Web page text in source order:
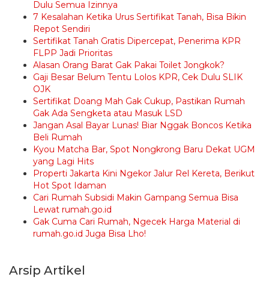
Dulu Semua Izinnya
7 Kesalahan Ketika Urus Sertifikat Tanah, Bisa Bikin
Repot Sendiri
Sertifikat Tanah Gratis Dipercepat, Penerima KPR
FLPP Jadi Prioritas
Alasan Orang Barat Gak Pakai Toilet Jongkok?
Gaji Besar Belum Tentu Lolos KPR, Cek Dulu SLIK
OJK
Sertifikat Doang Mah Gak Cukup, Pastikan Rumah
Gak Ada Sengketa atau Masuk LSD
Jangan Asal Bayar Lunas! Biar Nggak Boncos Ketika
Beli Rumah
Kyou Matcha Bar, Spot Nongkrong Baru Dekat UGM
yang Lagi Hits
Properti Jakarta Kini Ngekor Jalur Rel Kereta, Berikut
Hot Spot Idaman
Cari Rumah Subsidi Makin Gampang Semua Bisa
Lewat rumah.go.id
Gak Cuma Cari Rumah, Ngecek Harga Material di
rumah.go.id Juga Bisa Lho!
Arsip Artikel